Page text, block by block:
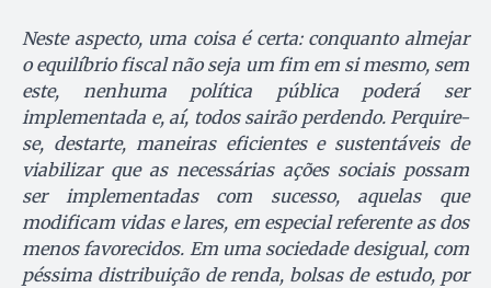
Neste aspecto, uma coisa é certa: conquanto almejar
o equilíbrio fiscal não seja um fim em si mesmo, sem
este, nenhuma política pública poderá ser
implementada e, aí, todos sairão perdendo. Perquire-
se, destarte, maneiras eficientes e sustentáveis de
viabilizar que as necessárias ações sociais possam
ser implementadas com sucesso, aquelas que
modificam vidas e lares, em especial referente as dos
menos favorecidos. Em uma sociedade desigual, com
péssima distribuição de renda, bolsas de estudo, por